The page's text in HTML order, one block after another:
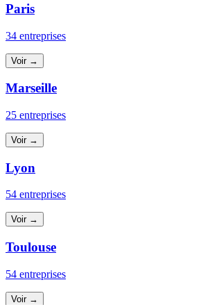
Paris
34 entreprises
Voir →
Marseille
25 entreprises
Voir →
Lyon
54 entreprises
Voir →
Toulouse
54 entreprises
Voir →